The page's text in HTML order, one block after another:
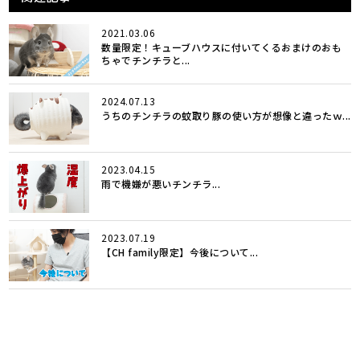
2021.03.06
数量限定！キューブハウスに付いてくるおまけのおも
ちゃでチンチラと...
2024.07.13
うちのチンチラの蚊取り豚の使い方が想像と違ったｗ...
2023.04.15
雨で機嫌が悪いチンチラ...
2023.07.19
【CH family限定】今後について...